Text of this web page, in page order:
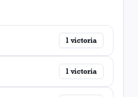
1 victoria
1 victoria